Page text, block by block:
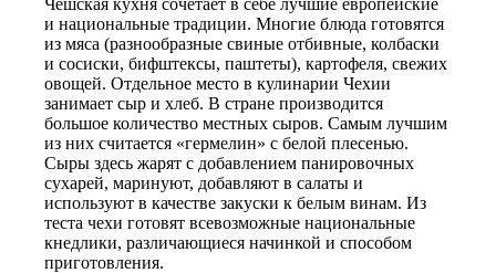
и национальные традиции. Многие блюда готовятся
из мяса (разнообразные свиные отбивные, колбаски
и сосиски, бифштексы, паштеты), картофеля, свежих
овощей. Отдельное место в кулинарии Чехии
занимает сыр и хлеб. В стране производится
большое количество местных сыров. Самым лучшим
из них считается «гермелин» с белой плесенью.
Сыры здесь жарят с добавлением панировочных
сухарей, маринуют, добавляют в салаты и
используют в качестве закуски к белым винам. Из
теста чехи готовят всевозможные национальные
кнедлики, различающиеся начинкой и способом
приготовления.